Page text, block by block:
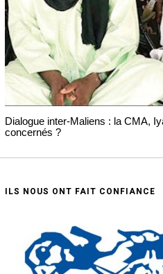
Dialogue inter-Maliens : la CMA,
concernés ?
ILS NOUS ONT FAIT CONFIANCE